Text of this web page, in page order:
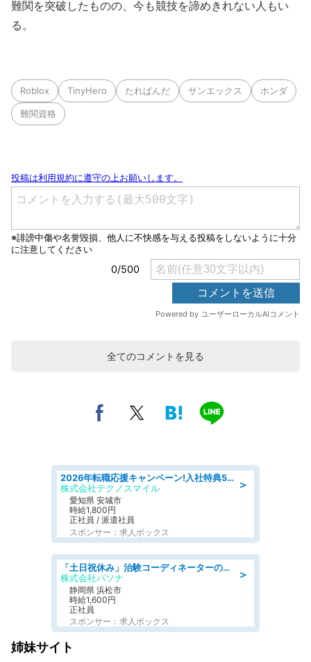
難関を突破したものの、今も競技を諦めきれない人もい
る。
Roblox TinyHero たれぱんだ サンエックス ホンダ
難関資格
全てのコメントを見る
＞
2026年転職応援キャンペーン!入社特典58万円/デンソーで働こう!自動車工場で小型部品の検査業務 denso aichi
株式会社テクノスマイル
愛知県 安城市
時給1,800円
正社員 / 派遣社員
スポンサー：求人ボックス
＞
「土日祝休み」治験コーディネーターのお仕事/未経験OK
株式会社パソナ
静岡県 浜松市
時給1,600円
正社員
スポンサー：求人ボックス
姉妹サイト